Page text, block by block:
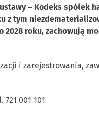
– Kodeks spółek
z tym
roku, zachowują
i zarejestrowania,
001 101